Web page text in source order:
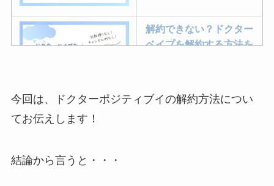
解約できない？ドクター
ベイプを解約する方法を
ミュゼプラチナムの解約
今回は、ドクターポジティブイの解約方法につい
てお伝えします！
結論から言うと・・・